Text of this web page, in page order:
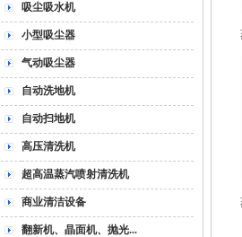
吸尘吸水机
小型吸尘器
气动吸尘器
自动洗地机
自动扫地机
高压清洗机
超高温蒸汽喷射清洗机
商业清洁设备
翻新机、晶面机、抛光...